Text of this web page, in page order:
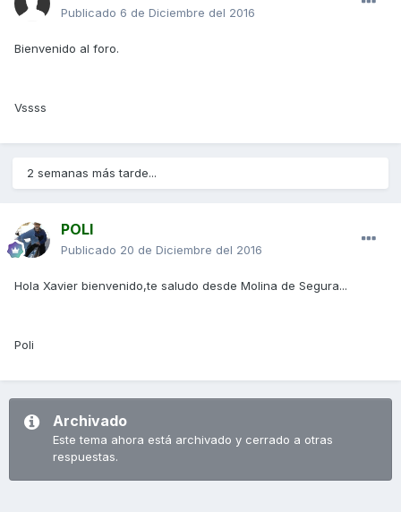
Publicado 6 de Diciembre del 2016
Bienvenido al foro.
Vssss
2 semanas más tarde...
POLI
Publicado 20 de Diciembre del 2016
Hola Xavier bienvenido,te saludo desde Molina de Segura...
Poli
Archivado
Este tema ahora está archivado y cerrado a otras
respuestas.